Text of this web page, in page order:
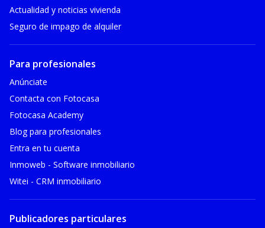
Actualidad y noticias vivienda
Seguro de impago de alquiler
Para profesionales
Anúnciate
Contacta con Fotocasa
Fotocasa Academy
Blog para profesionales
Entra en tu cuenta
Inmoweb - Software inmobiliario
Witei - CRM inmobiliario
Publicadores particulares